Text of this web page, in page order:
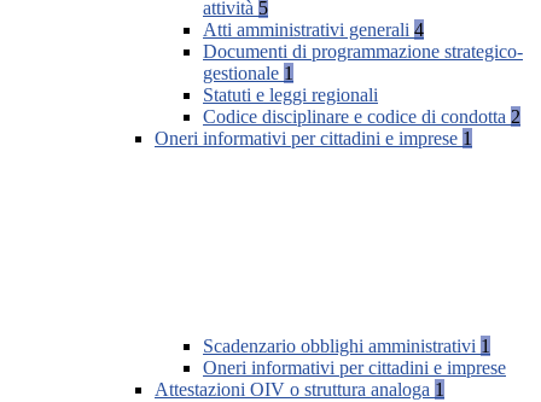
attività 5
Atti amministrativi generali 4
Documenti di programmazione strategico-
gestionale 1
Statuti e leggi regionali
Codice disciplinare e codice di condotta 2
Oneri informativi per cittadini e imprese 1
Scadenzario obblighi amministrativi 1
Oneri informativi per cittadini e imprese
Attestazioni OIV o struttura analoga 1